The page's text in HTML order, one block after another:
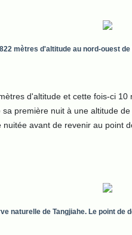
822 mètres d'altitude au nord-ouest
d'altitude et cette fois-ci
première nuit à une altitude
avant de revenir au
naturelle de Tangjiahe. Le point